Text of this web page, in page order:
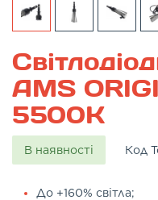
AMS
5500K
В наявності Код
До +160% світла;